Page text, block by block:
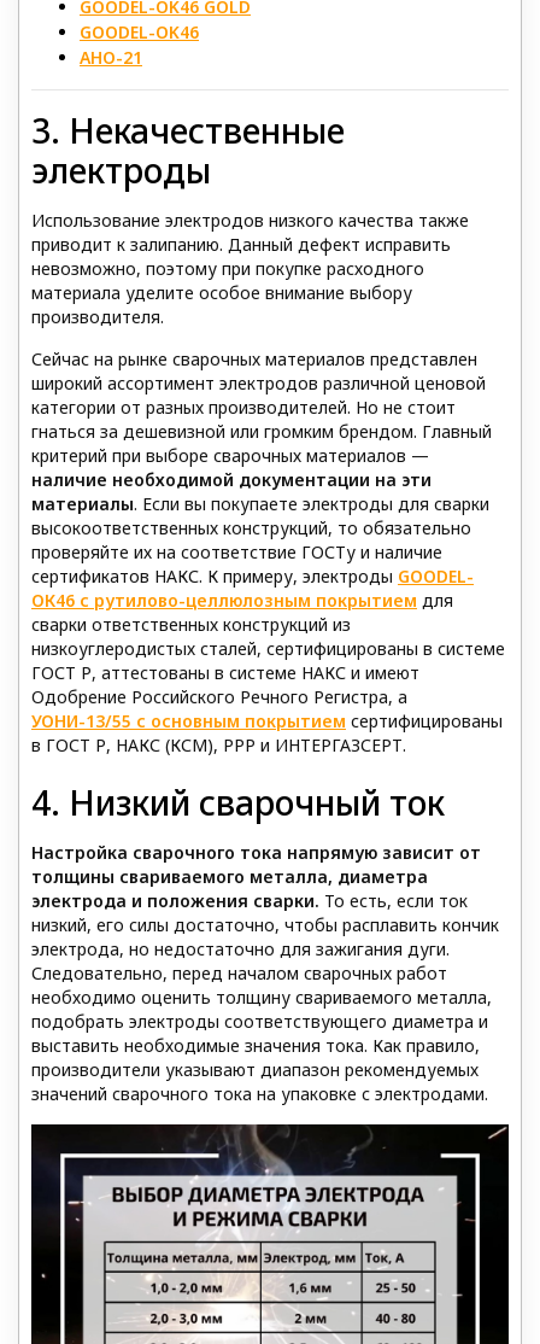
GOODEL-OK46 GOLD
GOODEL-OK46
АНО-21
3. Некачественные
электроды
Использование электродов низкого качества также
приводит к залипанию. Данный дефект исправить
невозможно, поэтому при покупке расходного
материала уделите особое внимание выбору
производителя.
Сейчас на рынке сварочных материалов представлен
широкий ассортимент электродов различной ценовой
категории от разных производителей. Но не стоит
гнаться за дешевизной или громким брендом. Главный
критерий при выборе сварочных материалов —
наличие необходимой документации на эти
материалы. Если вы покупаете электроды для сварки
высокоответственных конструкций, то обязательно
проверяйте их на соответствие ГОСТу и наличие
сертификатов НАКС. К примеру, электроды GOODEL-
ОК46 с рутилово-целлюлозным покрытием для
сварки ответственных конструкций из
низкоуглеродистых сталей, сертифицированы в системе
ГОСТ Р, аттестованы в системе НАКС и имеют
Одобрение Российского Речного Регистра, а
УОНИ-13/55 с основным покрытием сертифицированы
в ГОСТ Р, НАКС (КСМ), РРР и ИНТЕРГАЗСЕРТ.
4. Низкий сварочный ток
Настройка сварочного тока напрямую зависит от
толщины свариваемого металла, диаметра
электрода и положения сварки. То есть, если ток
низкий, его силы достаточно, чтобы расплавить кончик
электрода, но недостаточно для зажигания дуги.
Следовательно, перед началом сварочных работ
необходимо оценить толщину свариваемого металла,
подобрать электроды соответствующего диаметра и
выставить необходимые значения тока. Как правило,
производители указывают диапазон рекомендуемых
значений сварочного тока на упаковке с электродами.